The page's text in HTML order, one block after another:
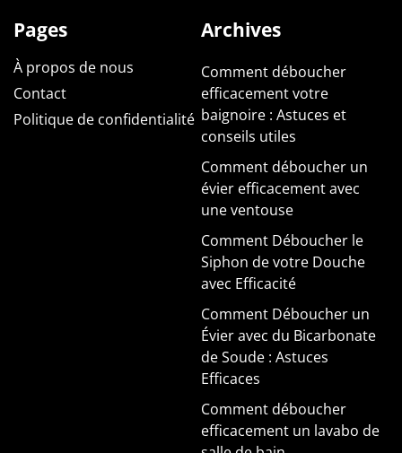
Pages
À propos de nous
Contact
Politique de confidentialité
Archives
Comment déboucher
efficacement votre
baignoire : Astuces et
conseils utiles
Comment déboucher un
évier efficacement avec
une ventouse
Comment Déboucher le
Siphon de votre Douche
avec Efficacité
Comment Déboucher un
Évier avec du Bicarbonate
de Soude : Astuces
Efficaces
Comment déboucher
efficacement un lavabo de